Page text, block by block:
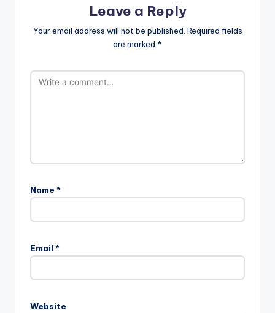
Leave a Reply
Your email address will not be published. Required fields
are marked *
Name *
Email *
Website